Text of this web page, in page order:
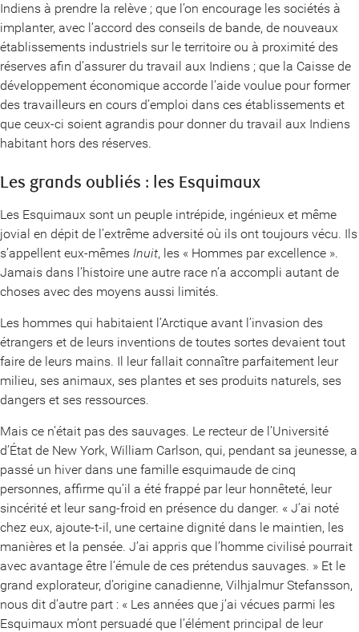
Indiens à prendre la relève ; que l’on encourage les sociétés à
implanter, avec l’accord des conseils de bande, de nouveaux
établissements industriels sur le territoire ou à proximité des
réserves afin d’assurer du travail aux Indiens ; que la Caisse de
développement économique accorde l’aide voulue pour former
des travailleurs en cours d’emploi dans ces établissements et
que ceux-ci soient agrandis pour donner du travail aux Indiens
habitant hors des réserves.
Les grands oubliés : les Esquimaux
Les Esquimaux sont un peuple intrépide, ingénieux et même
jovial en dépit de l’extrême adversité où ils ont toujours vécu. Ils
s’appellent eux-mêmes Inuit, les « Hommes par excellence ».
Jamais dans l’histoire une autre race n’a accompli autant de
choses avec des moyens aussi limités.
Les hommes qui habitaient l’Arctique avant l’invasion des
étrangers et de leurs inventions de toutes sortes devaient tout
faire de leurs mains. Il leur fallait connaître parfaitement leur
milieu, ses animaux, ses plantes et ses produits naturels, ses
dangers et ses ressources.
Mais ce n’était pas des sauvages. Le recteur de l’Université
d’État de New York, William Carlson, qui, pendant sa jeunesse, a
passé un hiver dans une famille esquimaude de cinq
personnes, affirme qu’il a été frappé par leur honnêteté, leur
sincérité et leur sang-froid en présence du danger. « J’ai noté
chez eux, ajoute-t-il, une certaine dignité dans le maintien, les
manières et la pensée. J’ai appris que l’homme civilisé pourrait
avec avantage être l’émule de ces prétendus sauvages. » Et le
grand explorateur, d’origine canadienne, Vilhjalmur Stefansson,
nous dit d’autre part : « Les années que j’ai vécues parmi les
Esquimaux m’ont persuadé que l’élément principal de leur